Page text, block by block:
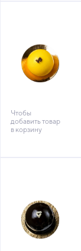
Чтобы
добавить товар
в корзину